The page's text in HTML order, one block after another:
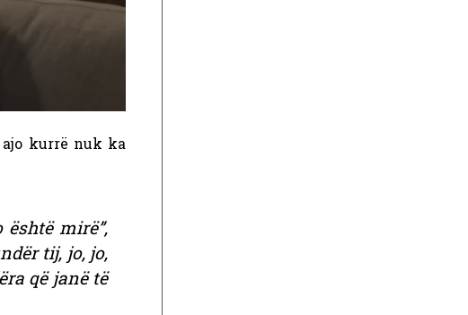
kurrë nuk ka
mirë”,
tij, jo, jo,
që janë të